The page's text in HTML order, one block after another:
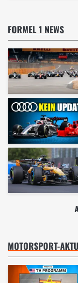
FORMEL 1 NEWS
MOTORSPORT-